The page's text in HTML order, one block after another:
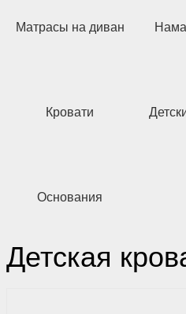
Матрасы на диван
Кровати
Основания
Детская